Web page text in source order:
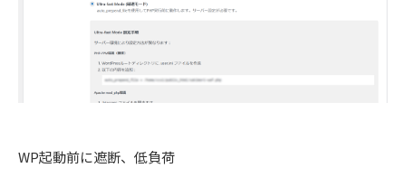
WP起動前に遮断、低負荷